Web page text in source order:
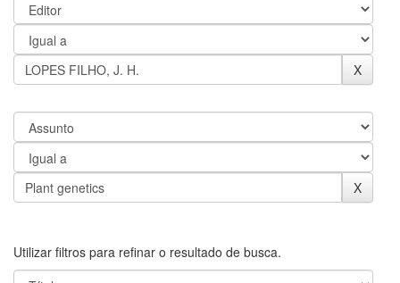
Utilizar filtros para refinar o resultado de busca.